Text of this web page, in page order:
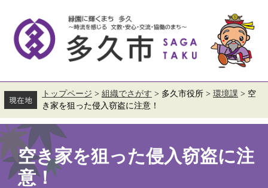
す。
し
て
へ
トップページ > 組織でさがす > 多久市役所 > 環境課 > 空
き家を狙った侵入窃盗に注意！
本
文
空き家を狙った侵入窃盗に注
意！